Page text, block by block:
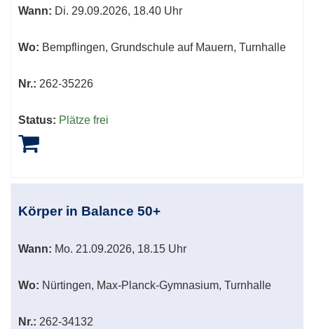
Wann: Di. 29.09.2026, 18.40 Uhr
Wo: Bempflingen, Grundschule auf Mauern, Turnhalle
Nr.: 262-35226
Status: Plätze frei
Körper in Balance 50+
Wann: Mo. 21.09.2026, 18.15 Uhr
Wo: Nürtingen, Max-Planck-Gymnasium, Turnhalle
Nr.: 262-34132